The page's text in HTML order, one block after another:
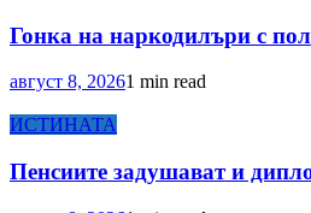
Гонка на наркодилъри с
август 8, 20261 min read
ИСТИНАТА
Пенсиите задушават и